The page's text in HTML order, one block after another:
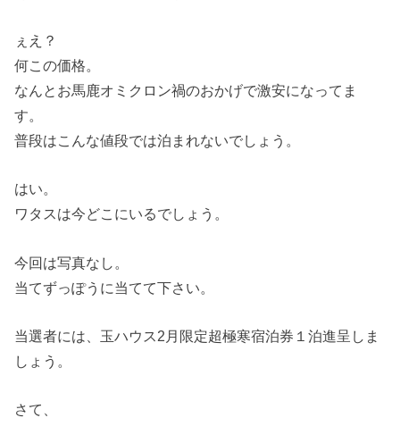
ぇえ？
何この価格。
なんとお馬鹿オミクロン禍のおかげで激安になってま
す。
普段はこんな値段では泊まれないでしょう。
はい。
ワタスは今どこにいるでしょう。
今回は写真なし。
当てずっぽうに当てて下さい。
当選者には、玉ハウス2月限定超極寒宿泊券１泊進呈しま
しょう。
さて、